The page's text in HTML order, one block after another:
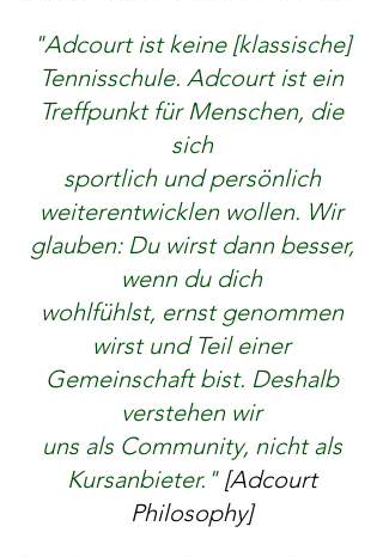
"Adcourt ist keine [klassische]
Tennisschule. Adcourt ist ein
Treffpunkt für Menschen, die
sich
sportlich und persönlich
weiterentwicklen wollen. Wir
glauben: Du wirst dann besser,
wenn du dich
wohlfühlst, ernst genommen
wirst und Teil einer
Gemeinschaft bist. Deshalb
verstehen wir
uns als Community, nicht als
Kursanbieter." [Adcourt
Philosophy]